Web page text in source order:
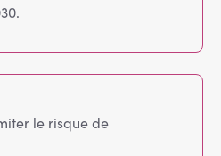
le risque de